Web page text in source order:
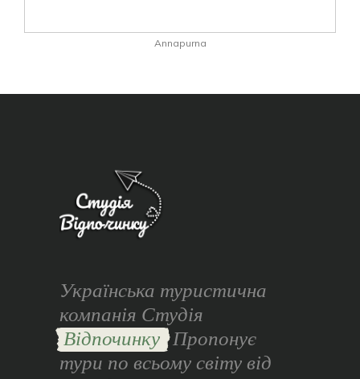
Annapurna
Українська туристична
компанія Студія
Відпочинку Пропонує
тури по всьому світу від